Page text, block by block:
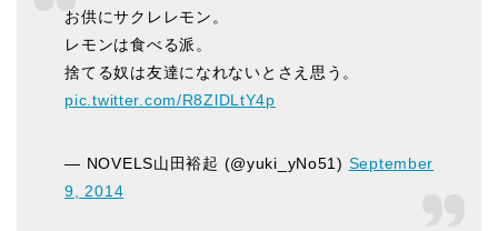
お供にサクレレモン。
レモンは食べる派。
捨てる奴は友達になれないとさえ思う。
pic.twitter.com/R8ZlDLtY4p
— NOVELS山田裕起 (@yuki_yNo51) September
9, 2014